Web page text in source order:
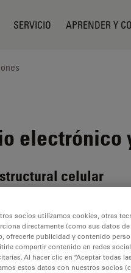
SERVICIO APRENDER Y
electrónico
celular
socios utilizamos cookies, otras
directamente (como sus datos
ofrecerle publicidad y contenido
compartir contenido en redes
Al hacer clic en “Aceptar todas
estos datos con nuestros socios